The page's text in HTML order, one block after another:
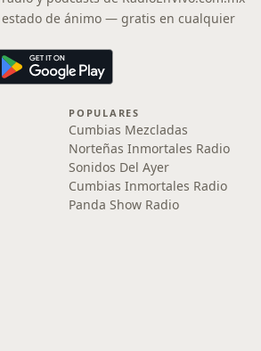
de ánimo — gratis en cualquier
POPULARES
Cumbias Mezcladas
Norteñas Inmortales Radio
Sonidos Del Ayer
Cumbias Inmortales Radio
Panda Show Radio